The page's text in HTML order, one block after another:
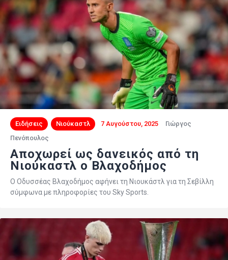
Ειδήσεις Νιούκαστλ 7 Αυγούστου, 2025
Γιώργος
Πενόπουλος
Αποχωρεί ως δανεικός από τη
Νιούκαστλ ο Βλαχοδήμος
Ο Οδυσσέας Βλαχοδήμος αφήνει τη Νιουκάστλ για τη Σεβίλλη
σύμφωνα με πληροφορίες του Sky Sports.